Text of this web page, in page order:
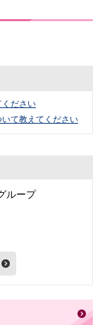
ください
て教えてください
ループ